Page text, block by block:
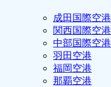
成田国際空港
関西国際空港
中部国際空港
羽田空港
福岡空港
那覇空港